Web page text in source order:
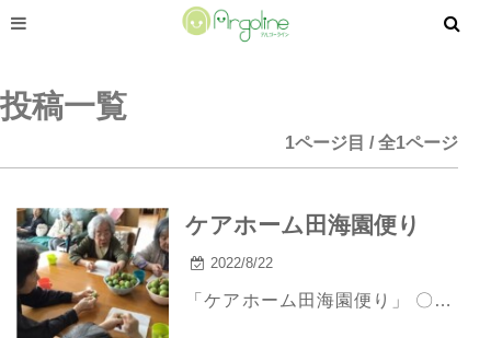
投稿一覧
1ページ目 / 全1ページ
ケアホーム田海園便り
2022/8/22
「ケアホーム田海園便り」 〇 梅シロップ作り ５月末、中庭の梅の木に大きな実がたくさん生っていましたので、ヘタを取ったり、爪楊枝で穴を開けたりをみなさんに手伝ってもらいました。 おやつの時やその他に飲める日を待っています。 〇 七夕作り 七夕に向けて、色紙を切ったりつなげた...